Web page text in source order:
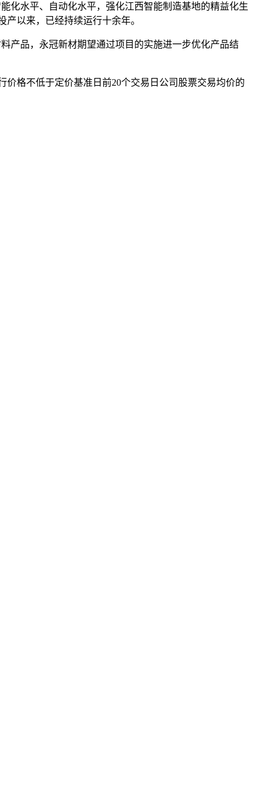
化水平、自动化水平，强化江西智能制造基地的精益化生
以来，已经持续运行十余年。
产品，永冠新材期望通过项目的实施进一步优化产品结
格不低于定价基准日前20个交易日公司股票交易均价的